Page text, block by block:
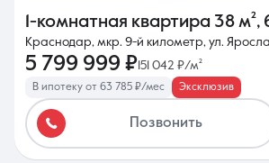
1-комнатная квартира 38 м²,
Краснодар, мкр. 9-й километр, ул.
5 799 999 ₽ 151 042 ₽/м²
В ипотеку от 63 785 ₽/мес Эксклюзив
Позвонить